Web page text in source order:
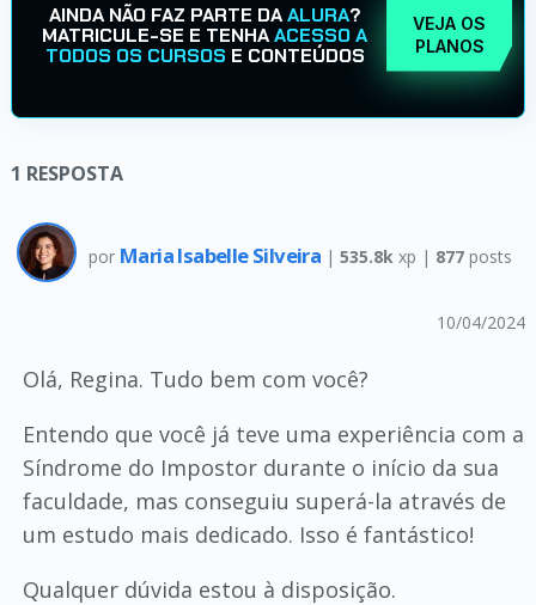
AINDA NÃO FAZ PARTE DAALURA?
MATRICULE-SE E TENHAACESSO A
TODOS OS CURSOS E CONTEÚDOS
VEJA OS
PLANOS
1 RESPOSTA
por Maria Isabelle Silveira | 535.8k xp | 877posts
10/04/2024
Olá, Regina. Tudo bem com você?
Entendo que você já teve uma experiência com a
Síndrome do Impostor durante o início da sua
faculdade, mas conseguiu superá-la através de
um estudo mais dedicado. Isso é fantástico!
Qualquer dúvida estou à disposição.